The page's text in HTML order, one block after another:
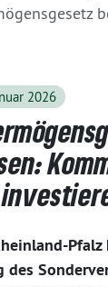
beschlossen:
2026
Pfalz
des